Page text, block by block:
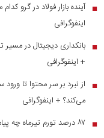
■ آینده بازار فولاد در گرو
اینفوگرافی
■ بانکداری دیجیتال در مسیر
+ اینفوگرافی
■
می‌کند؟ + اینفوگرافی
■ ۸۷ درصد تورم تیرماه چه پیامی به دنبال دارد؟